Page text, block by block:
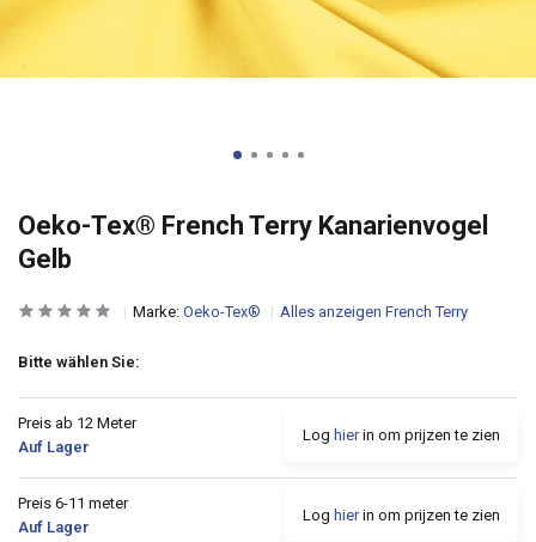
Oeko-Tex® French Terry Kanarienvogel
Gelb
Marke: Oeko-Tex® Alles anzeigen French Terry
Bitte wählen Sie:
Preis ab 12 Meter
Auf Lager
Log hierin om prijzen te zien
Preis 6-11 meter
Auf Lager
Log hierin om prijzen te zien